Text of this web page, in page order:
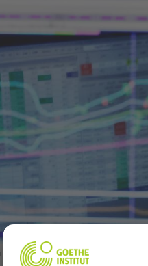
žurnālisti savos ziņojumos MI izmanto